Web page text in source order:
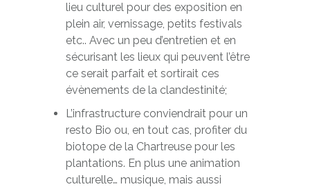
lieu culturel pour des exposition en
plein air, vernissage, petits festivals
etc.. Avec un peu d’entretien et en
sécurisant les lieux qui peuvent l’être
ce serait parfait et sortirait ces
évènements de la clandestinité;
L’infrastructure conviendrait pour un
resto Bio ou, en tout cas, profiter du
biotope de la Chartreuse pour les
plantations. En plus une animation
culturelle… musique, mais aussi